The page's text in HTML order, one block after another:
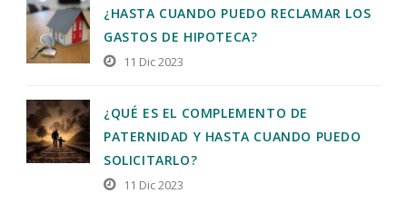
¿HASTA CUANDO PUEDO RECLAMAR LOS
GASTOS DE HIPOTECA?
11 Dic 2023
¿QUÉ ES EL COMPLEMENTO DE
PATERNIDAD Y HASTA CUANDO PUEDO
SOLICITARLO?
11 Dic 2023